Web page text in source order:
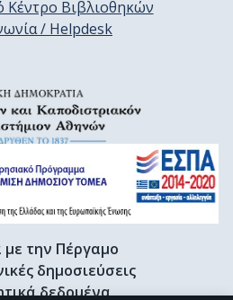
Κέντρο Βιβλιοθηκών
/ Helpdesk
με την Πέργαμο
δημοσιεύσεις
δεδομένα